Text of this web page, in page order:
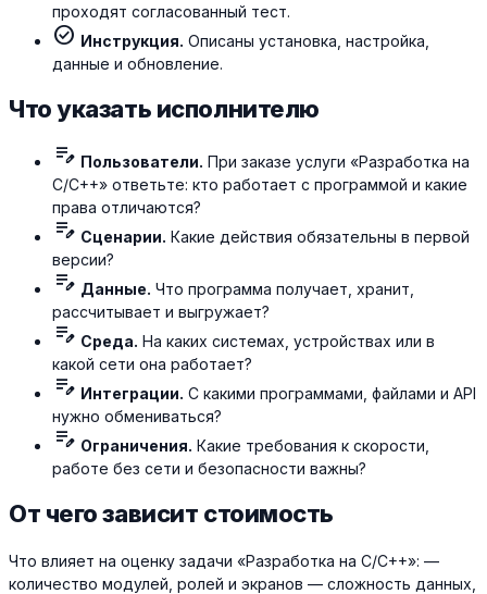
проходят согласованный тест.
check_circle Инструкция. Описаны установка, настройка,
данные и обновление.
Что указать исполнителю
edit_note Пользователи. При заказе услуги «Разработка на
C/C++» ответьте: кто работает с программой и какие
права отличаются?
edit_note Сценарии. Какие действия обязательны в первой
версии?
edit_note Данные. Что программа получает, хранит,
рассчитывает и выгружает?
edit_note Среда. На каких системах, устройствах или в
какой сети она работает?
edit_note Интеграции. С какими программами, файлами и API
нужно обмениваться?
edit_note Ограничения. Какие требования к скорости,
работе без сети и безопасности важны?
От чего зависит стоимость
Что влияет на оценку задачи «Разработка на C/C++»: —
количество модулей, ролей и экранов — сложность данных,